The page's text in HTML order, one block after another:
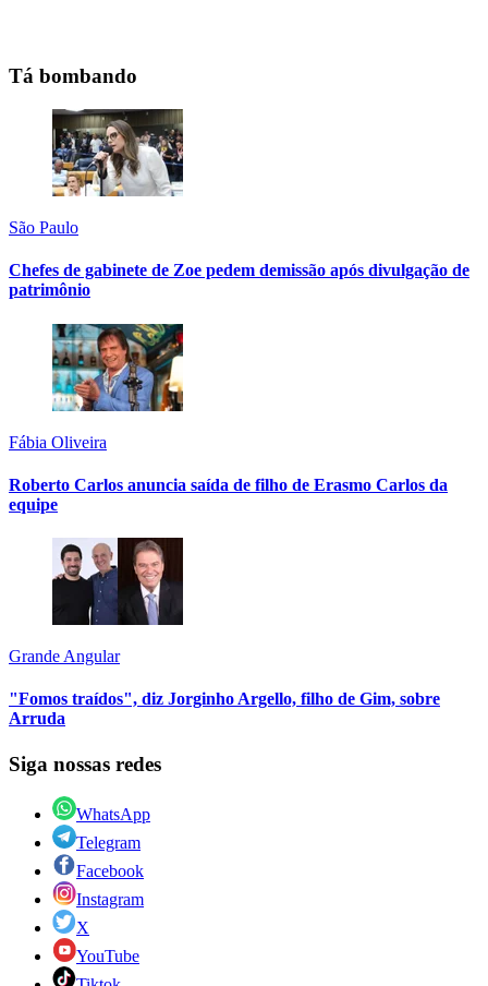
Tá bombando
São Paulo
Chefes de gabinete de Zoe pedem demissão após divulgação de
patrimônio
Fábia Oliveira
Roberto Carlos anuncia saída de filho de Erasmo Carlos da
equipe
Grande Angular
"Fomos traídos", diz Jorginho Argello, filho de Gim, sobre
Arruda
Siga nossas redes
WhatsApp
Telegram
Facebook
Instagram
X
YouTube